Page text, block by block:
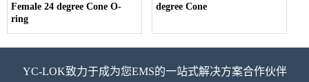
Female 24 degree Cone O-
ring
degree Cone
YC-LOK致力于成为您EMS的一站式解决方案合作伙伴